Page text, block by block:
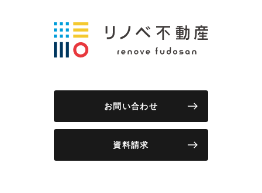
お問い合わせ
資料請求